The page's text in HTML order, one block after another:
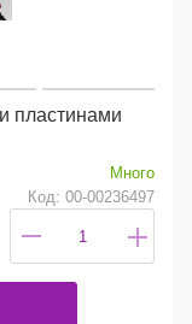
пластинами
Много
Код: 00-00236497